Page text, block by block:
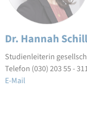
Dr. Hannah
Studienleiterin
Telefon (030) 203 55 -
E-Mail